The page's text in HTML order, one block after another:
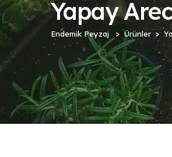
Yapay
Endemik Peyzaj Ürünler